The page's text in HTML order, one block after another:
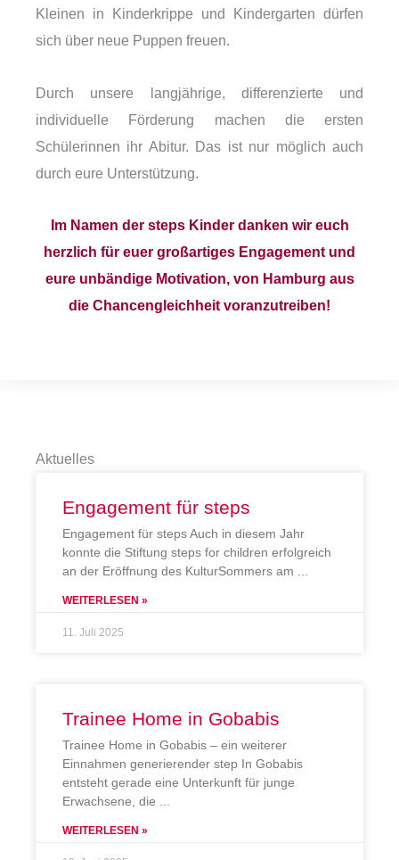
Kleinen in Kinderkrippe und Kindergarten dürfen
sich über neue Puppen freuen.
Durch unsere langjährige, differenzierte und
individuelle Förderung machen die ersten
Schülerinnen ihr Abitur. Das ist nur möglich auch
durch eure Unterstützung.
Im Namen der steps Kinder danken wir euch
herzlich für euer großartiges Engagement und
eure unbändige Motivation, von Hamburg aus
die Chancengleichheit voranzutreiben!
Aktuelles
Engagement für steps
Engagement für steps Auch in diesem Jahr
konnte die Stiftung steps for children erfolgreich
an der Eröffnung des KulturSommers am
WEITERLESEN »
11. Juli 2025
Trainee Home in Gobabis
Trainee Home in Gobabis – ein weiterer
Einnahmen generierender step In Gobabis
entsteht gerade eine Unterkunft für junge
Erwachsene, die
WEITERLESEN »